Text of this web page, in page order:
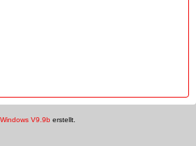
V9.9b erstellt.